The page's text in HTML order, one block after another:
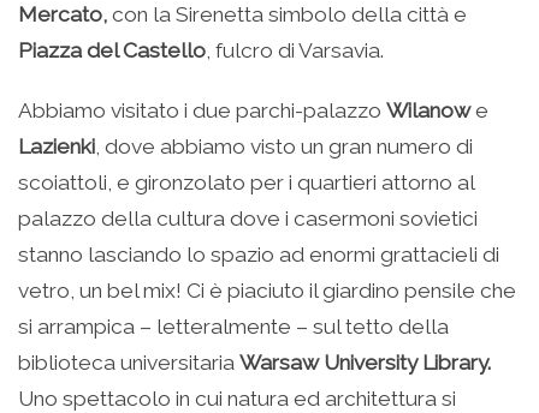
Mercato, con la Sirenetta simbolo della città e
Piazza del Castello, fulcro di Varsavia.
Abbiamo visitato i due parchi-palazzo Wilanowe
Lazienki, dove abbiamo visto un gran numero di
scoiattoli, e gironzolato per i quartieri attorno al
palazzo della cultura dove i casermoni sovietici
stanno lasciando lo spazio ad enormi grattacieli di
vetro, un bel mix! Ci è piaciuto il giardino pensile che
si arrampica – letteralmente – sul tetto della
biblioteca universitaria Warsaw University Library.
Uno spettacolo in cui natura ed architettura si